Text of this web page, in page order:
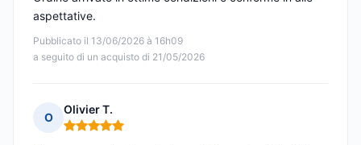
Pubblicato il 13/06/2026 à 16h09
a seguito di un acquisto di 21/05/2026
aspettative.
O
Olivier T.
Nota: 5 su 5